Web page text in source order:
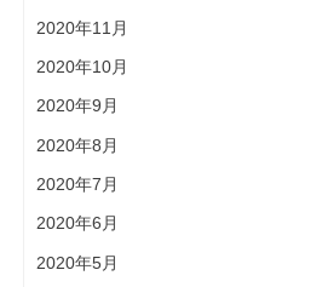
2020年11月
2020年10月
2020年9月
2020年8月
2020年7月
2020年6月
2020年5月